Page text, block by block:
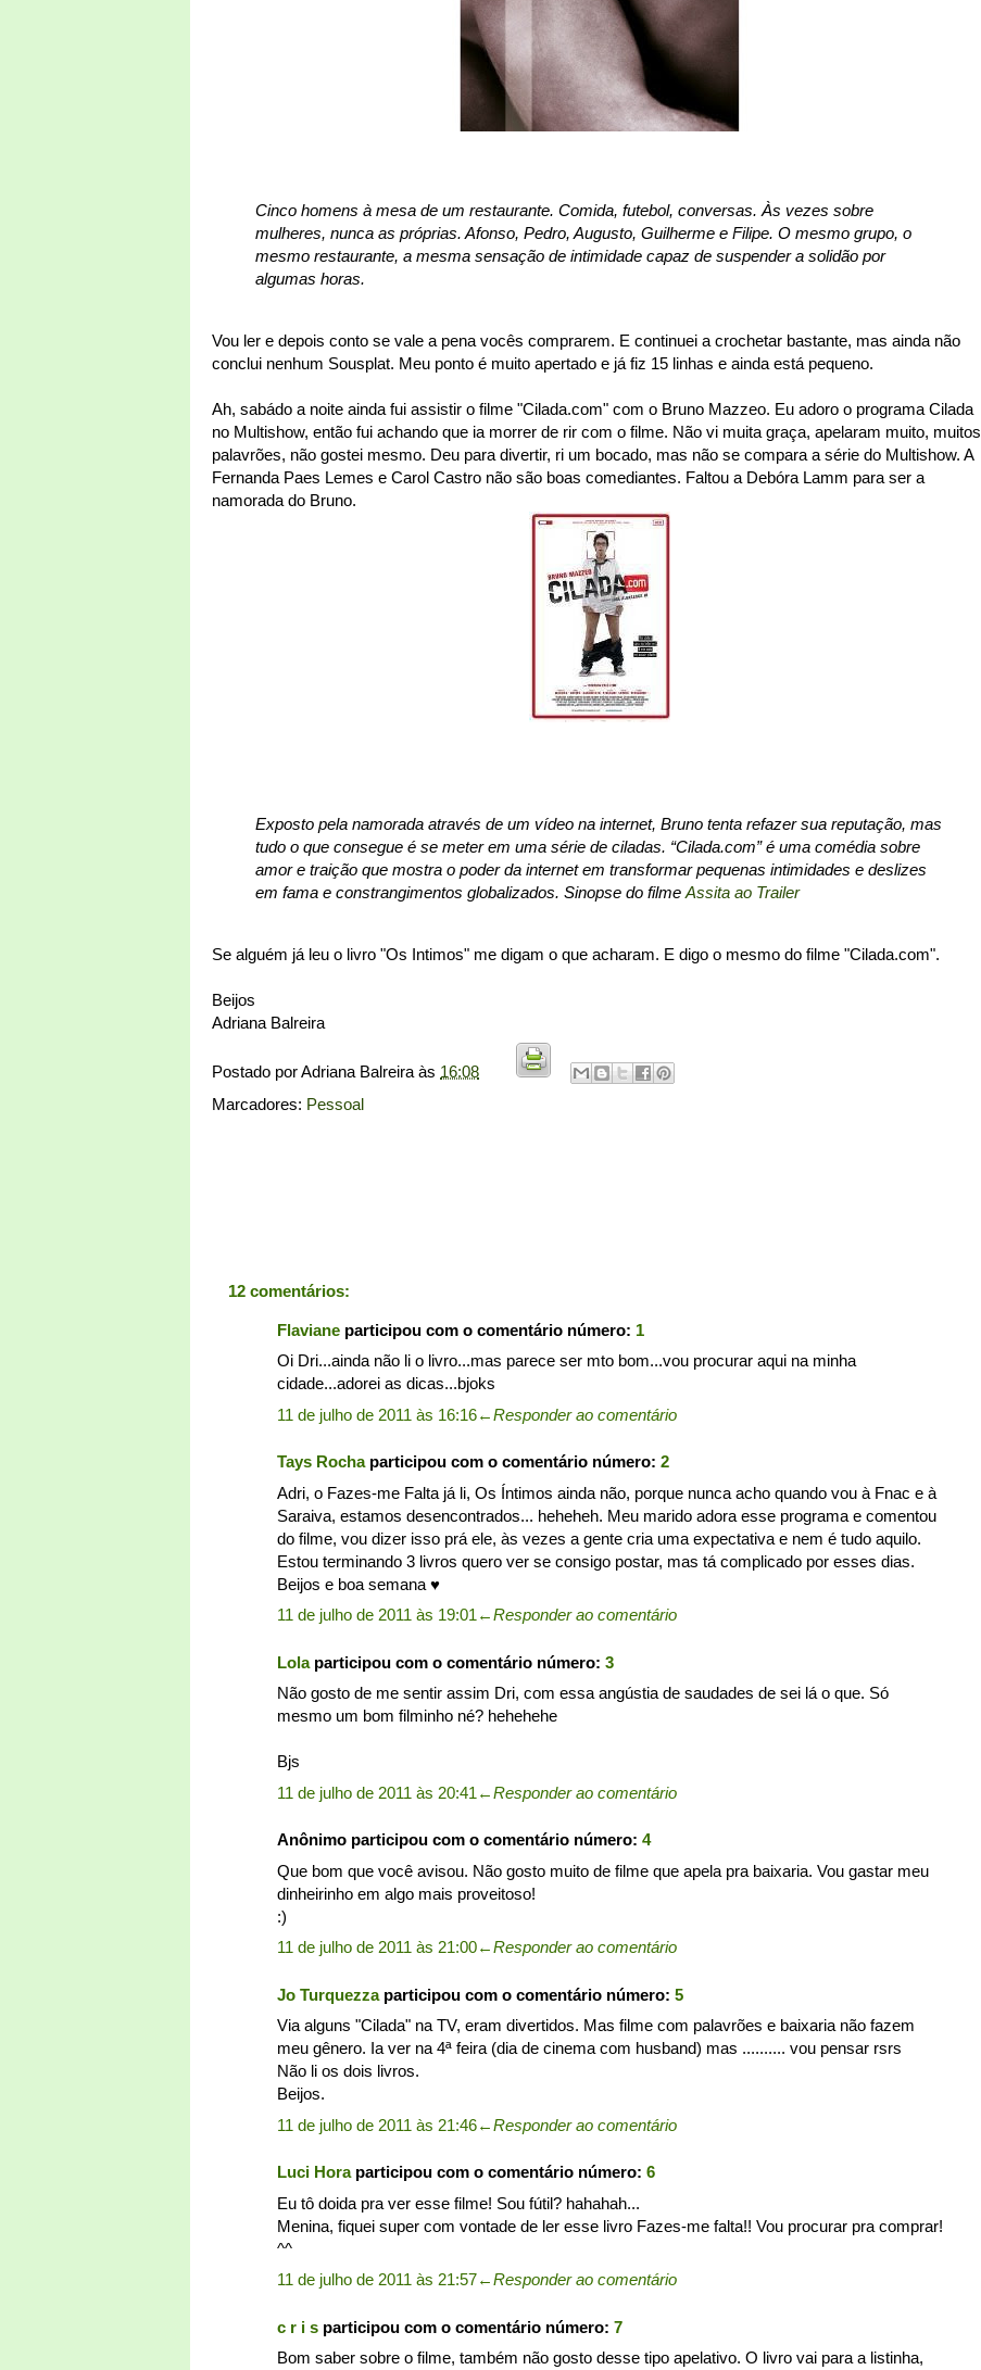
Cinco homens à mesa de um restaurante. Comida, futebol, conversas. Às vezes sobre
mulheres, nunca as próprias. Afonso, Pedro, Augusto, Guilherme e Filipe. O mesmo grupo, o
mesmo restaurante, a mesma sensação de intimidade capaz de suspender a solidão por
algumas horas.
Vou ler e depois conto se vale a pena vocês comprarem. E continuei a crochetar bastante, mas ainda não
conclui nenhum Sousplat. Meu ponto é muito apertado e já fiz 15 linhas e ainda está pequeno.
Ah, sabádo a noite ainda fui assistir o filme "Cilada.com" com o Bruno Mazzeo. Eu adoro o programa Cilada
no Multishow, então fui achando que ia morrer de rir com o filme. Não vi muita graça, apelaram muito, muitos
palavrões, não gostei mesmo. Deu para divertir, ri um bocado, mas não se compara a série do Multishow. A
Fernanda Paes Lemes e Carol Castro não são boas comediantes. Faltou a Debóra Lamm para ser a
namorada do Bruno.
Exposto pela namorada através de um vídeo na internet, Bruno tenta refazer sua reputação, mas
tudo o que consegue é se meter em uma série de ciladas. “Cilada.com” é uma comédia sobre
amor e traição que mostra o poder da internet em transformar pequenas intimidades e deslizes
em fama e constrangimentos globalizados. Sinopse do filme Assita ao Trailer
Se alguém já leu o livro "Os Intimos" me digam o que acharam. E digo o mesmo do filme "Cilada.com".
Beijos
Adriana Balreira
Postado porAdriana Balreira às 16:08
Marcadores: Pessoal
12 comentários:
Flaviane participou com o comentário número: 1
Oi Dri...ainda não li o livro...mas parece ser mto bom...vou procurar aqui na minha
cidade...adorei as dicas...bjoks
11 de julho de 2011 às 16:16←Responder ao comentário
Tays Rochaparticipou com o comentário número: 2
Adri, o Fazes-me Falta já li, Os Íntimos ainda não, porque nunca acho quando vou à Fnac e à
Saraiva, estamos desencontrados... heheheh. Meu marido adora esse programa e comentou
do filme, vou dizer isso prá ele, às vezes a gente cria uma expectativa e nem é tudo aquilo.
Estou terminando 3 livros quero ver se consigo postar, mas tá complicado por esses dias.
Beijos e boa semana ♥
11 de julho de 2011 às 19:01 ←Responder ao comentário
Lolaparticipou com o comentário número: 3
Não gosto de me sentir assim Dri, com essa angústia de saudades de sei lá o que. Só
mesmo um bom filminho né? hehehehe
Bjs
11 de julho de 2011 às 20:41 ←Responder ao comentário
Anônimo participou com o comentário número: 4
Que bom que você avisou. Não gosto muito de filme que apela pra baixaria. Vou gastar meu
dinheirinho em algo mais proveitoso!
:)
11 de julho de 2011 às 21:00←Responder ao comentário
Jo Turquezzaparticipou com o comentário número: 5
Via alguns "Cilada" na TV, eram divertidos. Mas filme com palavrões e baixaria não fazem
meu gênero. Ia ver na 4ª feira (dia de cinema com husband) mas .......... vou pensar rsrs
Não li os dois livros.
Beijos.
11 de julho de 2011 às 21:46←Responder ao comentário
Luci Horaparticipou com o comentário número: 6
Eu tô doida pra ver esse filme! Sou fútil? hahahah...
Menina, fiquei super com vontade de ler esse livro Fazes-me falta!! Vou procurar pra comprar!
^^
11 de julho de 2011 às 21:57←Responder ao comentário
c r i s participou com o comentário número: 7
Bom saber sobre o filme, também não gosto desse tipo apelativo. O livro vai para a listinha,